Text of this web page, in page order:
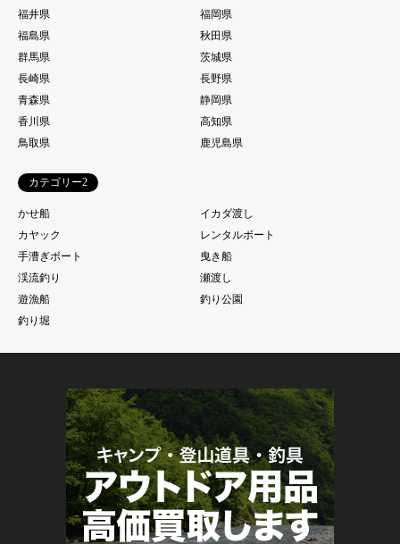
福井県
福岡県
福島県
秋田県
群馬県
茨城県
長崎県
長野県
青森県
静岡県
香川県
高知県
鳥取県
鹿児島県
カテゴリー2
かせ船
イカダ渡し
カヤック
レンタルボート
手漕ぎボート
曳き船
渓流釣り
瀬渡し
遊漁船
釣り公園
釣り堀